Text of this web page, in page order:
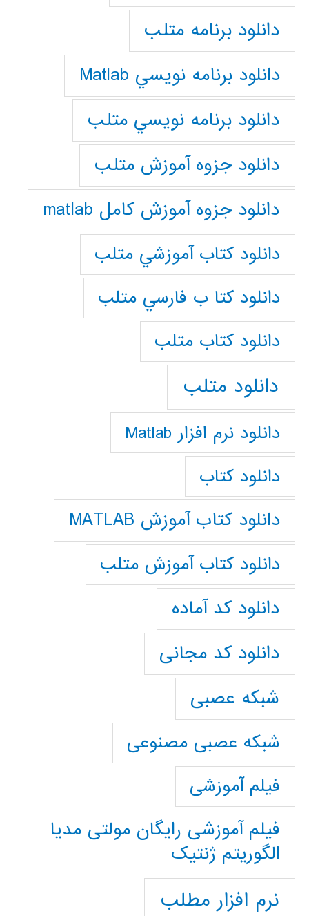
دانلود برنامه متلب
دانلود برنامه نويسي Matlab
دانلود برنامه نويسي متلب
دانلود جزوه آموزش متلب
دانلود جزوه آموزش کامل matlab
دانلود كتاب آموزشي متلب
دانلود كتا ب فارسي متلب
دانلود كتاب متلب
دانلود متلب
دانلود نرم افزار Matlab
دانلود کتاب
دانلود کتاب آموزش MATLAB
دانلود کتاب آموزش متلب
دانلود کد آماده
دانلود کد مجانی
شبکه عصبی
شبکه عصبی مصنوعی
فیلم آموزشی
فیلم آموزشی رایگان مولتی مدیا
الگوریتم ژنتیک
نرم افزار مطلب